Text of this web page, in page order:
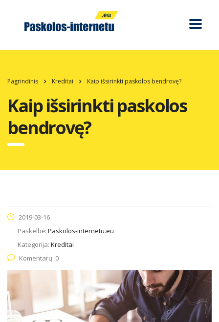
Pagrindinis Kreditai Kaip išsirinkti paskolos bendrovę?
Kaip išsirinkti paskolos
bendrovę?
2019-03-16
Paskelbė: Paskolos-internetu.eu
Kategorija: Kreditai
Komentarų: 0